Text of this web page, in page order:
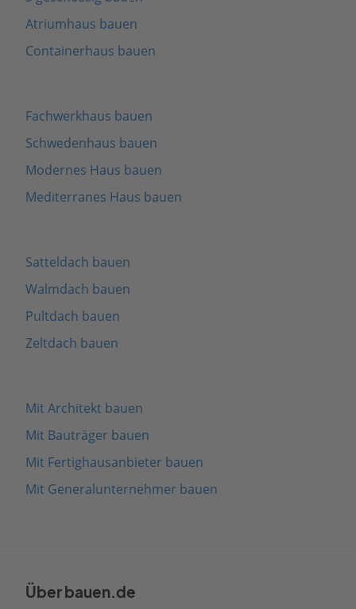
Atriumhaus bauen
Containerhaus bauen
Fachwerkhaus bauen
Schwedenhaus bauen
Modernes Haus bauen
Mediterranes Haus bauen
Satteldach bauen
Walmdach bauen
Pultdach bauen
Zeltdach bauen
Mit Architekt bauen
Mit Bauträger bauen
Mit Fertighausanbieter bauen
Mit Generalunternehmer bauen
Über bauen.de